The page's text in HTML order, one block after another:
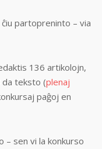
partopreninto – via
136 artikolojn,
da teksto (plenaj
paĝoj en
– sen vi la konkurso